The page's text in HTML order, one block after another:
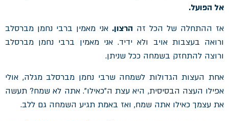
אל הפועל.
אז ההתחלה של הכל זה הרצון. אני מאמין ברבי נחמן מברסלב
ורואה בעצבות אויב ולא ידיד. אני מאמין ברבי נחמן מברסלב
ורוצה להתחזק בשמחה ככל שניתן.
אחת העצות הגדולות לשמחה שרבי נחמן מברסלב מגלה, אולי
אפילו העצה הבסיסית, היא עצת ה"כאילו". אתה לא שמח? תעשה
את עצמך כאילו אתה שמח, ואז באמת תגיע השמחה גם ללב.